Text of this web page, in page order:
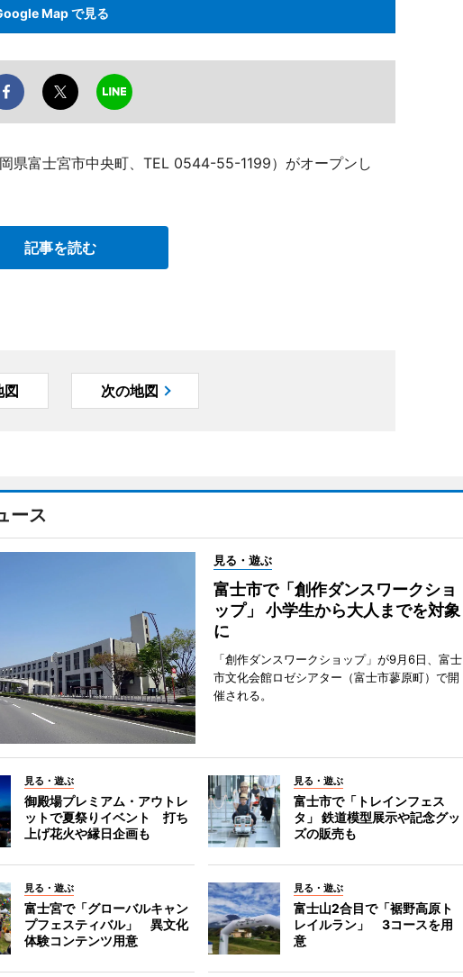
Map で見る
県富士宮市中央町、TEL 0544-55-1199）がオープンし
記事を読む
図 次の地図
ース
見る・遊ぶ
富士市で「創作ダンスワークショ
ップ」 小学生から大人までを対象
に
「創作ダンスワークショップ」が9月6日、富士
市文化会館ロゼシアター（富士市蓼原町）で開
催される。
見る・遊ぶ
御殿場プレミアム・アウトレ
ットで夏祭りイベント 打ち
上げ花火や縁日企画も
見る・遊ぶ
富士市で「トレインフェス
タ」 鉄道模型展示や記念グッ
ズの販売も
見る・遊ぶ
富士宮で「グローバルキャン
プフェスティバル」 異文化
体験コンテンツ用意
見る・遊ぶ
富士山2合目で「裾野高原ト
レイルラン」 3コースを用
意